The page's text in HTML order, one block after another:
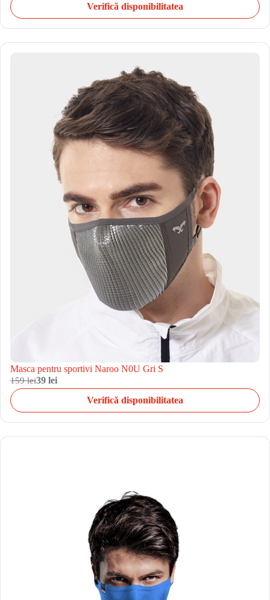
Verifică disponibilitatea
Masca pentru sportivi Naroo N0U Gri S
159 lei39 lei
Verifică disponibilitatea